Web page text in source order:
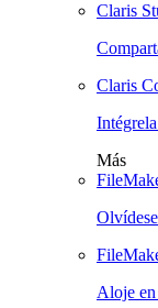
Claris
Claris
Más
Aloje en